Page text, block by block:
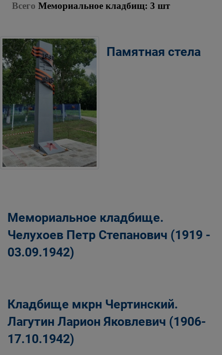
Разное
Полезная информация
мемориальные комплексы Беловского
городского округа
ВсегоМемориальное кладбищ: 3 шт
Памятная стела
Мемориальное кладбище.
Челухоев Петр Степанович (1919 -
03.09.1942)
Кладбище мкрн Чертинский.
Лагутин Ларион Яковлевич (1906-
17.10.1942)